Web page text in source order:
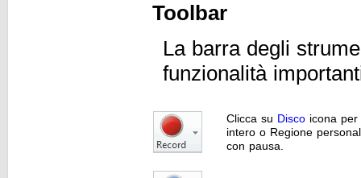
Toolbar
La barra degli
funzionalità
Clicca su Disco icona
intero o Regione
con pausa.